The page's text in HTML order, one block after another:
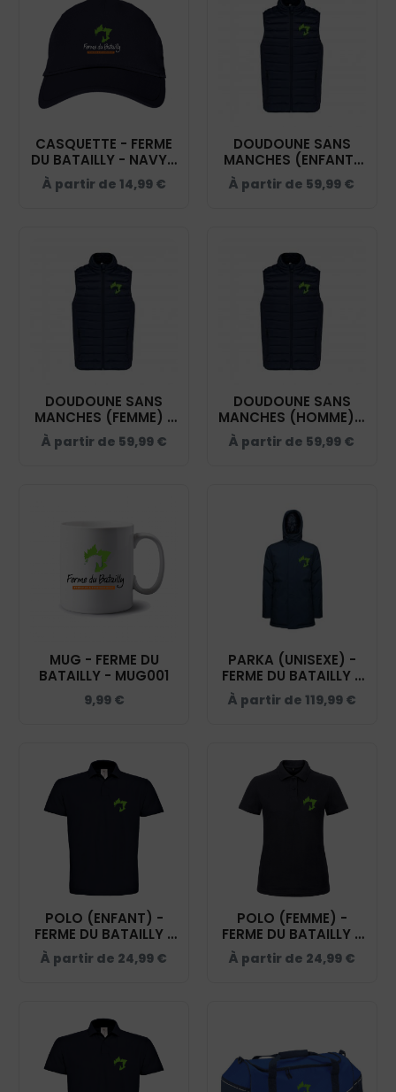
CASQUETTE - FERME
DU BATAILLY - NAVY -
BF015
À partir de 14,99 €
DOUDOUNE SANS
MANCHES (ENFANT)
- FERME DU BATAILLY
- NAVY - K6115
À partir de 59,99 €
DOUDOUNE SANS
MANCHES (FEMME) -
FERME DU BATAILLY -
NAVY - K6114
À partir de 59,99 €
DOUDOUNE SANS
MANCHES (HOMME) -
FERME DU BATAILLY -
NAVY - K6113
À partir de 59,99 €
MUG - FERME DU
BATAILLY - MUG001
9,99 €
PARKA (UNISEXE) -
FERME DU BATAILLY -
NAVY - PK543
À partir de 119,99 €
POLO (ENFANT) -
FERME DU BATAILLY -
NAVY - BCK424
À partir de 24,99 €
POLO (FEMME) -
FERME DU BATAILLY -
NAVY - BCI1F
À partir de 24,99 €